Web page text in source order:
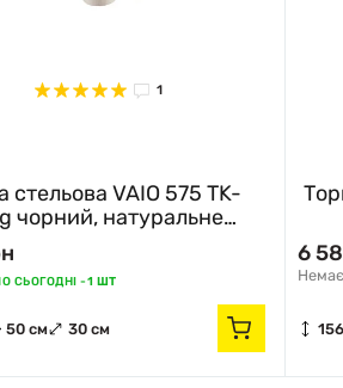
1
стельова VAIO 575 TK-
чорний, натуральне
СЬОГОДНІ -1 ШТ
50 см 30 см
6